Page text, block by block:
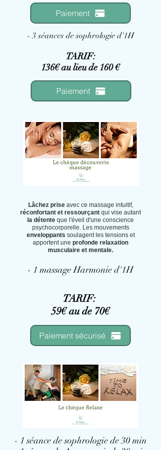
Paiement
- 3 séances de sophrologie d'1H
TARIF:
136€ au lieu de 160 €
Paiement
Lâchez priseavec ce massage intuitif,
réconfortant et ressourçant qui vise autant
la détente que l'éveil d'une conscience
psychocorporelle. Les mouvements
enveloppants soulagent les tensions et
apportent une profonde relaxation
musculaire et mentale.
- 1 massage Harmonie d'1H
TARIF:
59€ au de 70€
Paiement sécurisé
- 1 séance de sophrologie de 30 min